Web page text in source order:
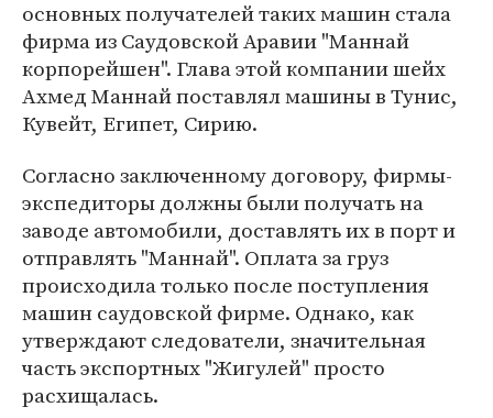
основных получателей таких машин стала
фирма из Саудовской Аравии "Маннай
корпорейшен". Глава этой компании шейх
Ахмед Маннай поставлял машины в Тунис,
Кувейт, Египет, Сирию.
Согласно заключенному договору, фирмы-
экспедиторы должны были получать на
заводе автомобили, доставлять их в порт и
отправлять "Маннай". Оплата за груз
происходила только после поступления
машин саудовской фирме. Однако, как
утверждают следователи, значительная
часть экспортных "Жигулей" просто
расхищалась.